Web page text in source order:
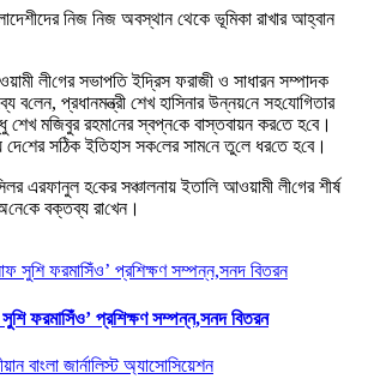
নিজ নিজ অবস্থান থেকে ভূমিকা রাখার আহ্বান
লী‌গের সভাপ‌তি ইদ্রিস ফরাজী ও সাধারন সম্পাদক
ব‌লেন, প্রধানমন্ত্রী শেখ হা‌সিনার উন্নয়‌নে সহ‌যো‌গিতার
শেখ মজিবুর রহমা‌নের স্বপ্ন‌কে বাস্তবায়ন কর‌তে হ‌বে।
স‌ঠিক ইতিহাস সক‌লের সাম‌নে তু‌লে ধর‌তে হ‌বে।
এরফানুল হ‌কের সঞ্চালনায় ইতা‌লি আওয়ামী লী‌গের শীর্ষ
বক্তব্য রা‌খেন।
সুশি ফরমাসিঁও’ প্রশিক্ষণ সম্পন্ন,সনদ বিতরন